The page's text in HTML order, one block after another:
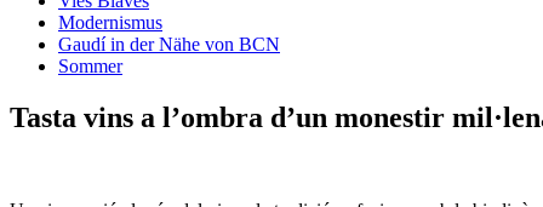
Modernismus
Gaudí in der Nähe von BCN
Sommer
Tasta vins a l’ombra d’un monestir